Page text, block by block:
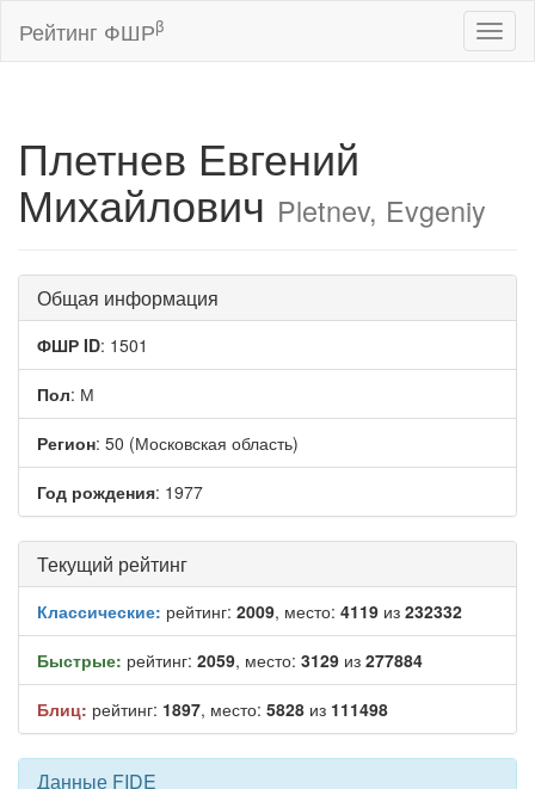
Рейтинг ФШРβ
Плетнев Евгений
Михайлович Pletnev, Evgeniy
Общая информация
ФШР ID: 1501
Пол: М
Регион: 50 (Московская область)
Год рождения: 1977
Текущий рейтинг
Классические: рейтинг: 2009, место: 4119 из 232332
Быстрые: рейтинг: 2059, место: 3129 из 277884
Блиц: рейтинг: 1897, место: 5828 из 111498
Данные FIDE